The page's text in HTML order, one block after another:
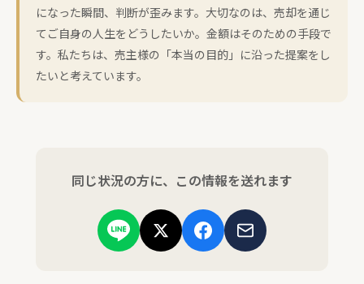
になった瞬間、判断が歪みます。大切なのは、売却を通じ
てご自身の人生をどうしたいか。金額はそのための手段で
す。私たちは、売主様の「本当の目的」に沿った提案をし
たいと考えています。
同じ状況の方に、この情報を送れます